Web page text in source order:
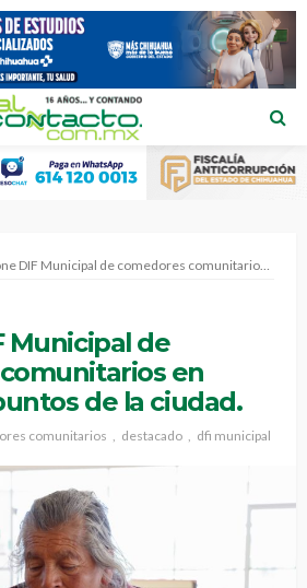
Municipal de comedores comunitarios en diferentes puntos de la ciudad.
Municipal de
en
de la ciudad.
comunitarios destacado dfi municipal